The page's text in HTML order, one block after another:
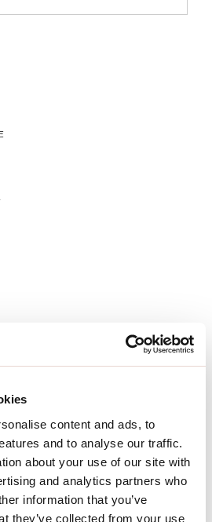
content and ads, to
and to analyse our traffic.
about your use of our site with
and analytics partners who
information that you’ve
they’ve collected from your use
230lm